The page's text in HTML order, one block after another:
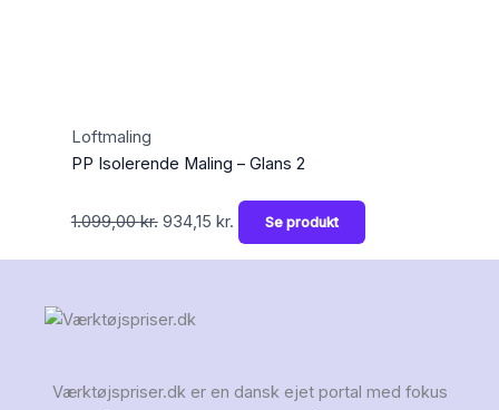
Loftmaling
PP Isolerende Maling – Glans 2
1.099,00kr. 934,15 kr. Se produkt
Værktøjspriser.dk er en dansk ejet portal med fokus